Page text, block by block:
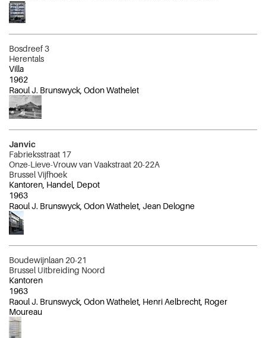
Bosdreef 3
Herentals
Villa
1962
Raoul J. Brunswyck, Odon Wathelet
Janvic
Fabrieksstraat 17
Onze-Lieve-Vrouw van Vaakstraat 20-22A
Brussel Vijfhoek
Kantoren, Handel, Depot
1963
Raoul J. Brunswyck, Odon Wathelet, Jean Delogne
Boudewijnlaan 20-21
Brussel Uitbreiding Noord
Kantoren
1963
Raoul J. Brunswyck, Odon Wathelet, Henri Aelbrecht, Roger
Moureau